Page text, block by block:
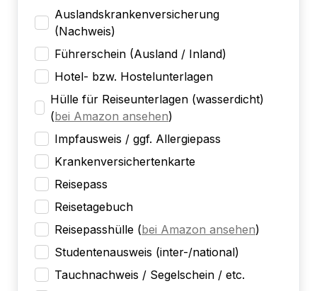
Auslandskrankenversicherung
(Nachweis)
Führerschein (Ausland / Inland)
Hotel- bzw. Hostelunterlagen
Hülle für Reiseunterlagen (wasserdicht)
(bei Amazon ansehen)
Impfausweis / ggf. Allergiepass
Krankenversichertenkarte
Reisepass
Reisetagebuch
Reisepasshülle (bei Amazon ansehen)
Studentenausweis (inter-/national)
Tauchnachweis / Segelschein / etc.